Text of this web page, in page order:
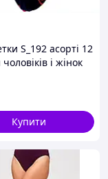
S_192 асорті 12
і жінок
носіння
Купити